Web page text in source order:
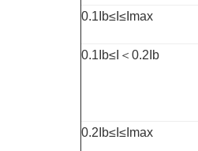
0.1Ib≤I≤Imax
0.1Ib≤I＜0.2Ib
0.2Ib≤I≤Imax